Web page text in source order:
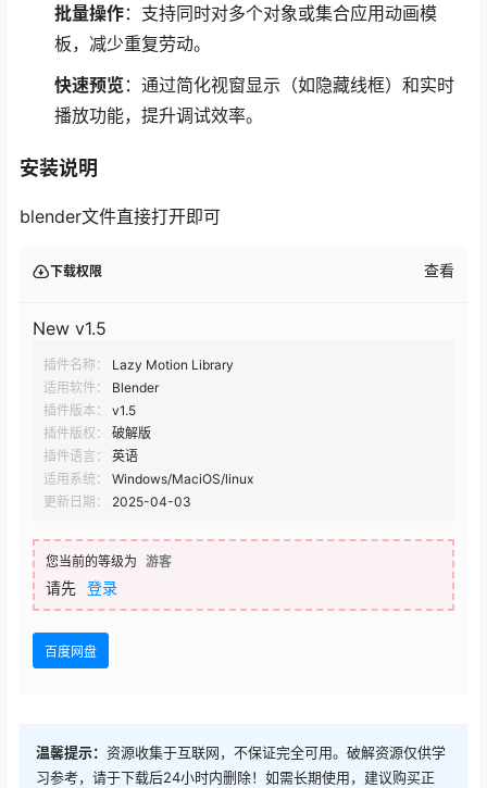
批量操作：支持同时对多个对象或集合应用动画模
板，减少重复劳动。
快速预览：通过简化视窗显示（如隐藏线框）和实时
播放功能，提升调试效率。
安装说明
blender文件直接打开即可
下载权限 查看
New v1.5
插件名称：
Lazy Motion Library
适用软件：
Blender
插件版本：
v1.5
插件版权：
破解版
插件语言：
英语
适用系统：
Windows/MaciOS/linux
更新日期：
2025-04-03
您当前的等级为 游客
请先 登录
百度网盘
温馨提示： 资源收集于互联网，不保证完全可用。破解资源仅供学
习参考，请于下载后24小时内删除！如需长期使用，建议购买正